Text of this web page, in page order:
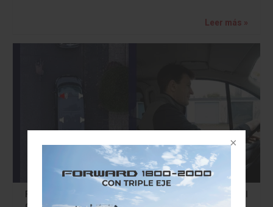
Leer más »
Ford desarrolla nuevas alertas inteligentes para el